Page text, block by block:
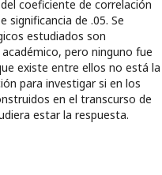
coeficiente de correlación
significancia de .05. Se
estudiados son
pero ninguno fue
existe entre ellos no está la
para investigar si en los
en el transcurso de
estar la respuesta.